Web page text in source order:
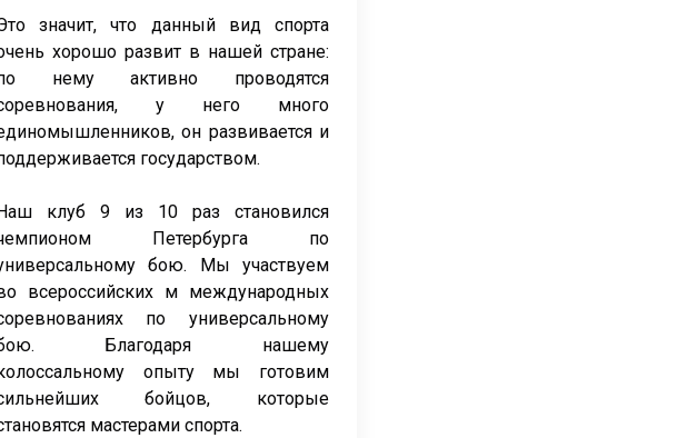
значит, что данный вид спорта
хорошо развит в нашей стране:
нему активно проводятся
у него много
он развивается и
государством.
клуб 9 из 10 раз становился
Петербурга по
бою. Мы участвуем
всероссийских м международных
по универсальному
Благодаря нашему
опыту мы готовим
бойцов, которые
мастерами спорта.